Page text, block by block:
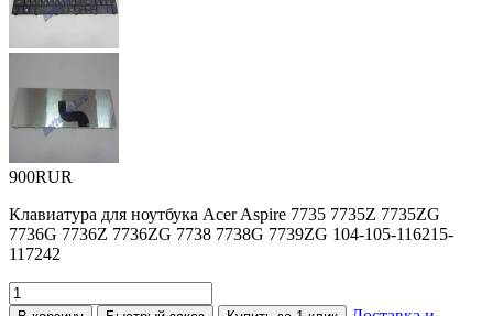
900RUR
Клавиатура для ноутбука Acer Aspire 7735 7735Z 7735ZG
7736G 7736Z 7736ZG 7738 7738G 7739ZG 104-105-116215-
117242